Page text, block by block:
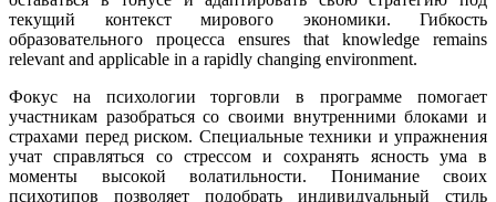
текущий контекст мирового экономики. Гибкость
образовательного процесса ensures that knowledge remains
relevant and applicable in a rapidly changing environment.
Фокус на психологии торговли в программе помогает
участникам разобраться со своими внутренними блоками и
страхами перед риском. Специальные техники и упражнения
учат справляться со стрессом и сохранять ясность ума в
моменты высокой волатильности. Понимание своих
психотипов позволяет подобрать индивидуальный стиль